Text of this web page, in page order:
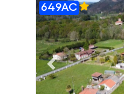
Previous slide
649AC